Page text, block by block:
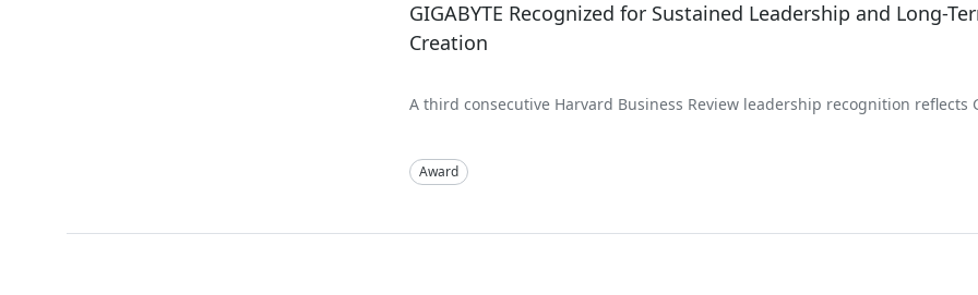
GIGABYTE Recognized for Sustained Leadership and Long-
Creation
A third consecutive Harvard Business Review leadership recognition reflects
Award